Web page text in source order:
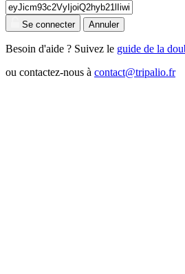
Se connecter Annuler
Besoin d'aide ? Suivez le guide de la
ou contactez-nous à contact@tripalio.fr